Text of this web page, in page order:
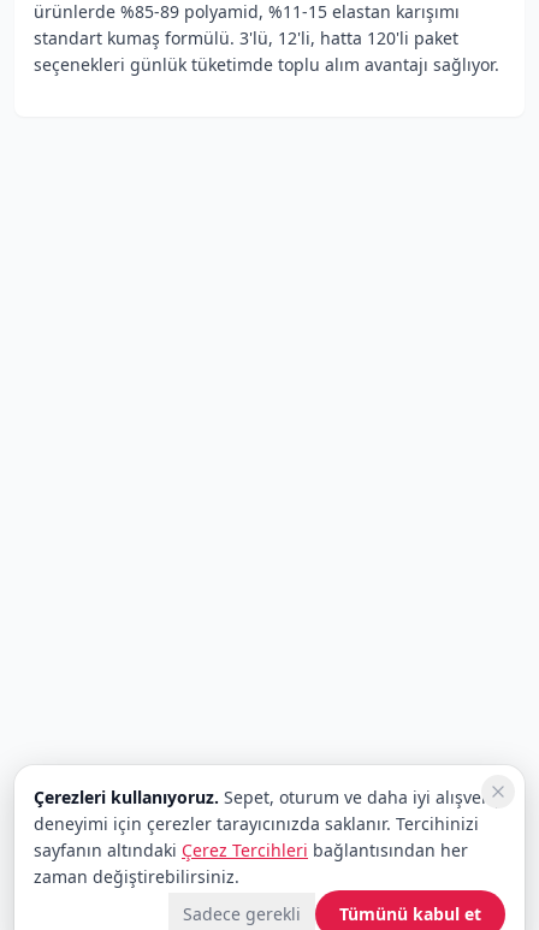
ürünlerde %85-89 polyamid, %11-15 elastan karışımı
standart kumaş formülü. 3'lü, 12'li, hatta 120'li paket
seçenekleri günlük tüketimde toplu alım avantajı sağlıyor.
Çerezleri kullanıyoruz. Sepet, oturum ve daha iyi alışveriş
deneyimi için çerezler tarayıcınızda saklanır. Tercihinizi
sayfanın altındaki Çerez Tercihleri bağlantısından her
zaman değiştirebilirsiniz.
Sadece gerekli
Tümünü kabul et